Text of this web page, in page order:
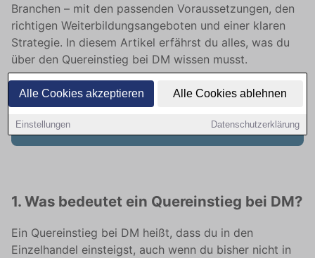
Alle Cookies akzeptieren Alle Cookies ablehnen
Einstellungen Datenschutzerklärung
Branchen – mit den passenden Voraussetzungen, den
richtigen Weiterbildungsangeboten und einer klaren
Strategie. In diesem Artikel erfährst du alles, was du
über den Quereinstieg bei DM wissen musst.
Jetzt Quereinsteiger Jobs bei DM
1. Was bedeutet ein Quereinstieg bei DM?
Ein Quereinstieg bei DM heißt, dass du in den
Einzelhandel einsteigst, auch wenn du bisher nicht in